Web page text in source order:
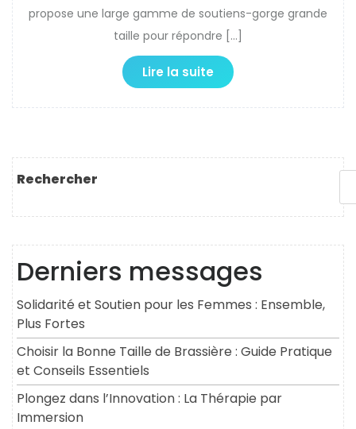
propose une large gamme de soutiens-gorge grande
taille pour répondre […]
Lire la suite
Rechercher
Derniers messages
Solidarité et Soutien pour les Femmes : Ensemble,
Plus Fortes
Choisir la Bonne Taille de Brassière : Guide Pratique
et Conseils Essentiels
Plongez dans l’Innovation : La Thérapie par
Immersion